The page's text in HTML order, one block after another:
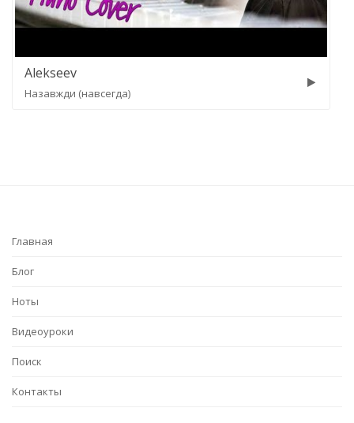
Главная
Блог
Ноты
Видеоуроки
Поиск
Контакты